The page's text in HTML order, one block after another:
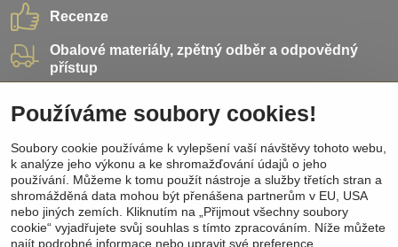
Recenze
Obalové materiály, zpětný odběr a odpovědný
přístup
Přidejte se k nám
Sociální sítě
Facebook
Instagram
Pinterest
Youtube
Používáme soubory cookies!
Soubory cookie používáme k vylepšení vaší návštěvy tohoto webu,
k analýze jeho výkonu a ke shromažďování údajů o jeho
používání. Můžeme k tomu použít nástroje a služby třetích stran a
shromážděná data mohou být přenášena partnerům v EU, USA
nebo jiných zemích. Kliknutím na „Přijmout všechny soubory
cookie“ vyjadřujete svůj souhlas s tímto zpracováním. Níže můžete
najít podrobné informace nebo upravit své preference.